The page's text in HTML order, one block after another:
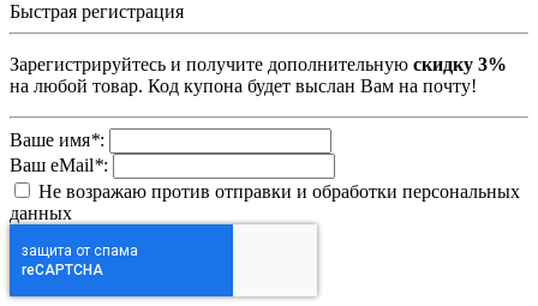
Быстрая регистрация
Зарегистрируйтесь и получите дополнительную скидку 3%
на любой товар. Код купона будет выслан Вам на почту!
Ваше имя*:
Ваш eMail*:
Не возражаю против отправки и обработки персональных
данных